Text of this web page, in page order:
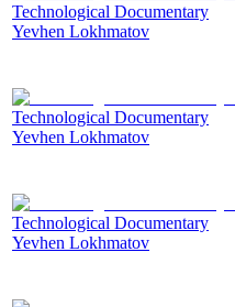
Technological Documentary
Yevhen Lokhmatov
Technological Documentary
Yevhen Lokhmatov
Technological Documentary
Yevhen Lokhmatov